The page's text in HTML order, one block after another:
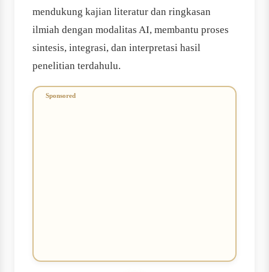
mendukung kajian literatur dan ringkasan
ilmiah dengan modalitas AI, membantu proses
sintesis, integrasi, dan interpretasi hasil
penelitian terdahulu.